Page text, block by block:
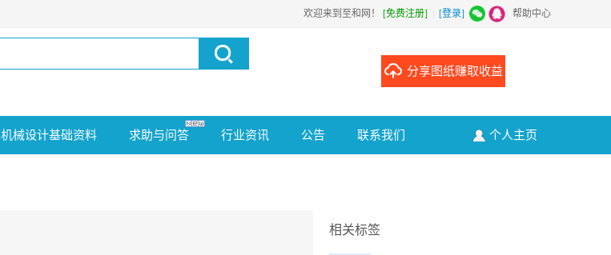
欢迎来到至和网！ [免费注册] [登录] 帮助中心
分享图纸赚取收益
机械设计基础资料 求助与问答 行业资讯 公告 联系我们 个人主页
相关标签